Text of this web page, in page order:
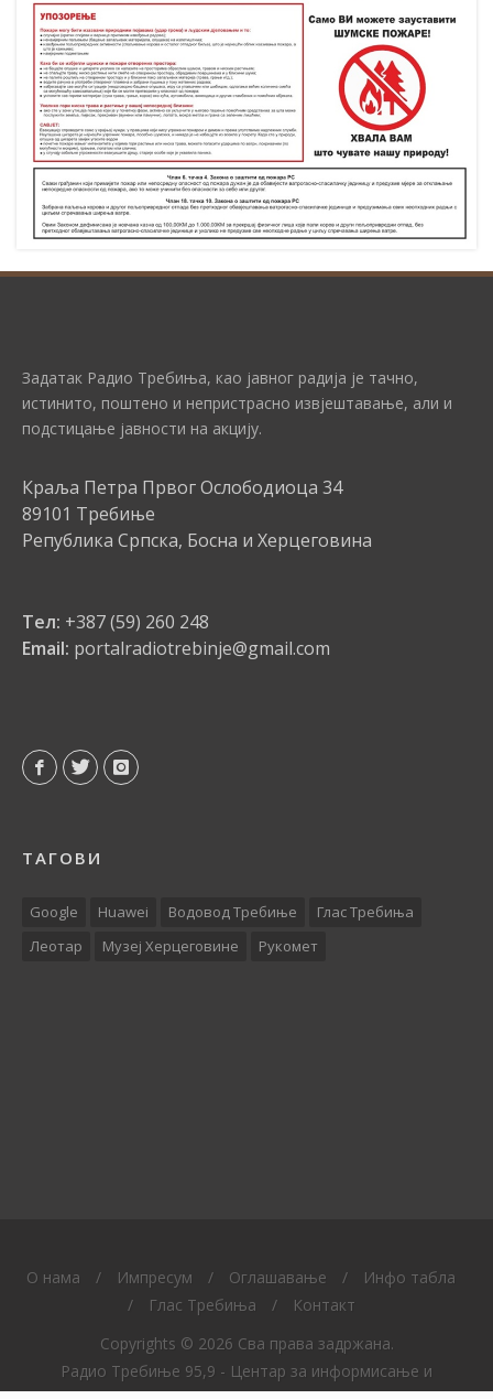
Задатак Радио Требиња, као јавног радија је тачно,
истинито, поштено и непристрасно извјештавање, али и
подстицање јавности на акцију.
Краља Петра Првог Ослободиоца 34
89101 Требиње
Република Српска, Босна и Херцеговина
Тел: +387 (59) 260 248
Email: portalradiotrebinje@gmail.com
ТАГОВИ
Google Huawei Водовод Требиње
Глас Требиња
Леотар
Музеј Херцеговине Рукомет
O нама / Импресум / Оглашавање /
Инфо табла
/
Глас Требиња /
Контакт
Copyrights © 2026 Сва права задржана.
Радио Требиње 95,9 - Центар за информисање и